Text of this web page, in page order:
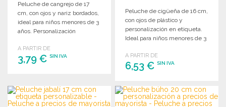
Peluche de cangrejo de 17
cm, con ojos y nariz bordados,
ideal para niños menores de 3
años. Personalización
A PARTIR DE
3,79 € SIN IVA
Solicitar un presupuesto
Peluche de cigüeña de 16 cm,
con ojos de plástico y
personalización en etiqueta.
Ideal para niños menores de 3
A PARTIR DE
6,53 €SIN IVA
PEDIR
Solicitar un presupuesto